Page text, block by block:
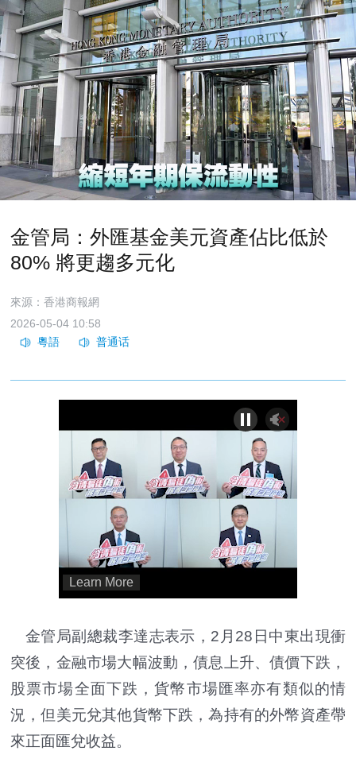
金管局：外匯基金美元資產佔比低於
80% 將更趨多元化
來源：香港商報網
2026-05-04 10:58
金管局副總裁李達志表示，2月28日中東出現衝
突後，金融市場大幅波動，債息上升、債價下跌，
股票市場全面下跌，貨幣市場匯率亦有類似的情
況，但美元兌其他貨幣下跌，為持有的外幣資產帶
來正面匯兌收益。